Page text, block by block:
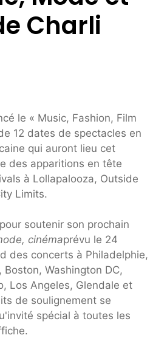
Charli
le « Music, Fashion, Film
12 dates de spectacles en
qui auront lieu cet
des apparitions en tête
à Lollapalooza, Outside
Limits.
soutenir son prochain
cinémaprévu le 24
des concerts à Philadelphie,
Boston, Washington DC,
Los Angeles, Glendale et
de soulignement se
spécial à toutes les